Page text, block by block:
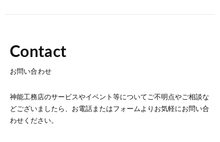
Contact
お問い合わせ
神能工務店のサービスやイベント等についてご不明点やご相談な
どございましたら、お電話またはフォームよりお気軽にお問い合
わせください。